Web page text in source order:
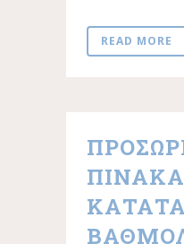
READ MORE